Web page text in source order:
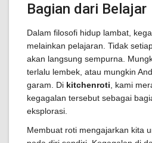
Bagian dari Belajar
Dalam filosofi hidup lambat,
melainkan pelajaran. Tidak
akan langsung sempurna.
terlalu lembek, atau mungkin
garam. Di kitchenroti , kami
kegagalan tersebut sebagai
eksplorasi.
Membuat roti mengajarkan kita